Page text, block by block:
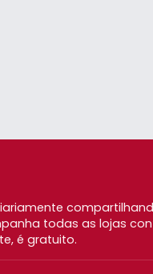
todas as lojas
é gratuito.